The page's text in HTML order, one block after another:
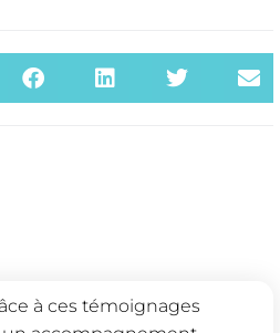
à ces témoignages